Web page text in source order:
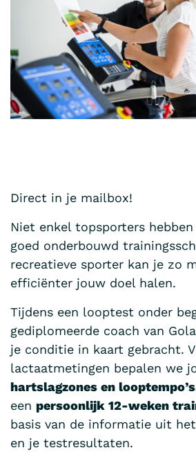
Direct in je mailbox!
Niet enkel topsporters
goed onderbouwd
recreatieve sporter kan je zo
efficiënter jouw doel halen.
Tijdens een looptest onder
gediplomeerde coach van
je conditie in kaart gebracht.
lactaatmetingen bepalen we
hartslagzones en
een persoonlijk 12-weken
basis van de informatie uit
en je testresultaten.